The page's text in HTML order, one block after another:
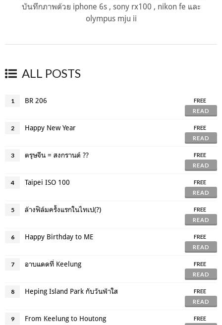
บันทึกภาพด้วย iphone 6s , sony rx100 , nikon fe และ
olympus mju ii
ALL POSTS
1 BR 206
FREE
READ
2 Happy New Year
FREE
READ
3 ตรุษจีน = สงกรานต์ ??
FREE
READ
4 Taipei ISO 100
FREE
READ
5 ล้างฟิล์มครั้งแรกในไทเป(?)
FREE
READ
6 Happy Birthday to ME
FREE
READ
7 อาบแดดที่ Keelung
FREE
READ
8 Heping Island Park กับวันฟ้าใส
FREE
READ
9 From Keelung to Houtong
FREE